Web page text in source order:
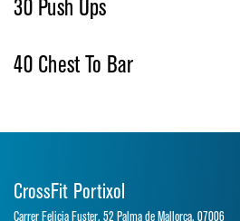
30 Push Ups
40 Chest To Bar
CrossFit Portixol
Carrer Felicia Fuster, 52 Palma de Mallorca, 07006